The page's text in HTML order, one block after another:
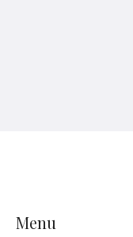
Menu